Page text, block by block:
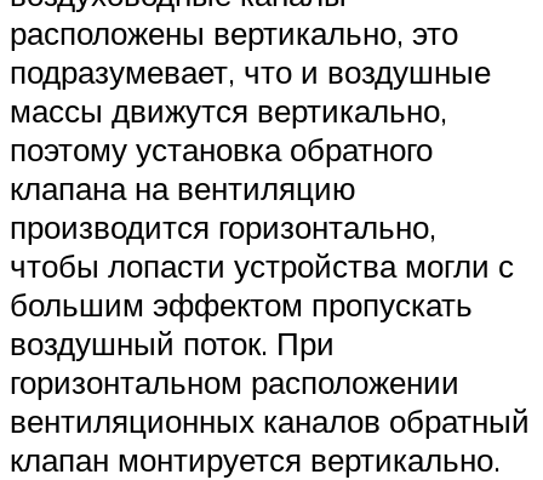
расположены вертикально, это
подразумевает, что и воздушные
массы движутся вертикально,
поэтому установка обратного
клапана на вентиляцию
производится горизонтально,
чтобы лопасти устройства могли с
большим эффектом пропускать
воздушный поток. При
горизонтальном расположении
вентиляционных каналов обратный
клапан монтируется вертикально.